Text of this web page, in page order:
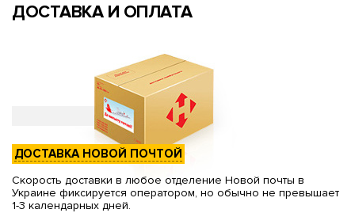
ДОСТАВКА И ОПЛАТА
ДОСТАВКА НОВОЙ ПОЧТОЙ
Скорость доставки в любое отделение Новой почты в
Украине фиксируется оператором, но обычно не превышает
1-3 календарных дней.